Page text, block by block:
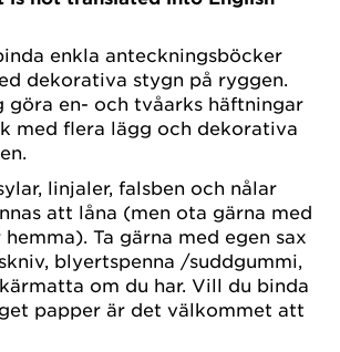
enkla anteckningsböcker
dekorativa stygn på ryggen.
göra en- och tvåarks häftningar
med flera lägg och dekorativa
linjaler, falsben och nålar
att låna (men ota gärna med
Ta gärna med egen sax
blyertspenna /suddgummi,
om du har. Vill du binda
papper är det välkommet att